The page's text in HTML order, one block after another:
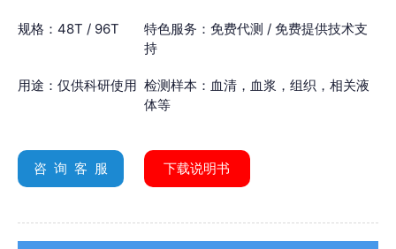
规格：48T / 96T
特色服务：免费代测 / 免费提供技术支
持
用途：仅供科研使用 检测样本：血清，血浆，组织，相关液
体等
咨 询 客 服 下载说明书